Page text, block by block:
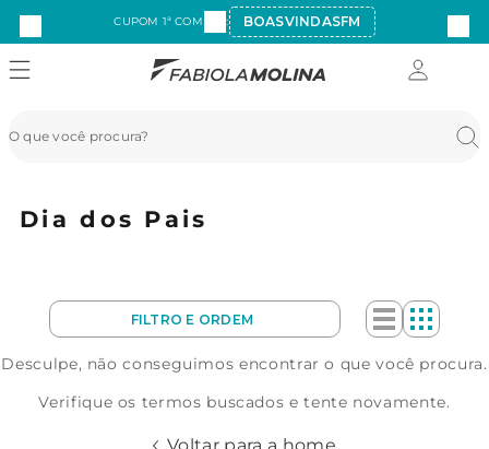
CUPOM 1ª COMPRA: BOASVINDASFM
Dia dos Pais
Desculpe, não conseguimos encontrar o que você procura.
Verifique os termos buscados e tente novamente.